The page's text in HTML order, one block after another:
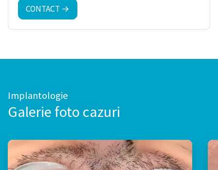
CONTACT →
Implantologie
Galerie foto cazuri